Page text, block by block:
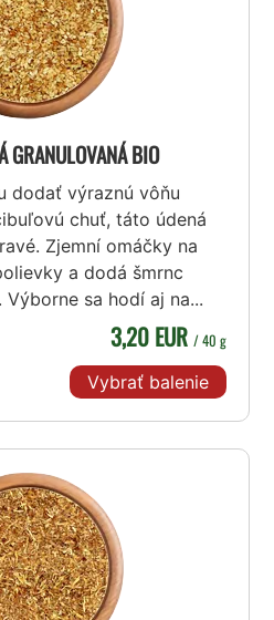
GRANULOVANÁ BIO
dodať výraznú vôňu
chuť, táto údená
Zjemní omáčky na
a dodá šmrnc
sa hodí aj na...
3,20 EUR / 40 g
Vybrať balenie